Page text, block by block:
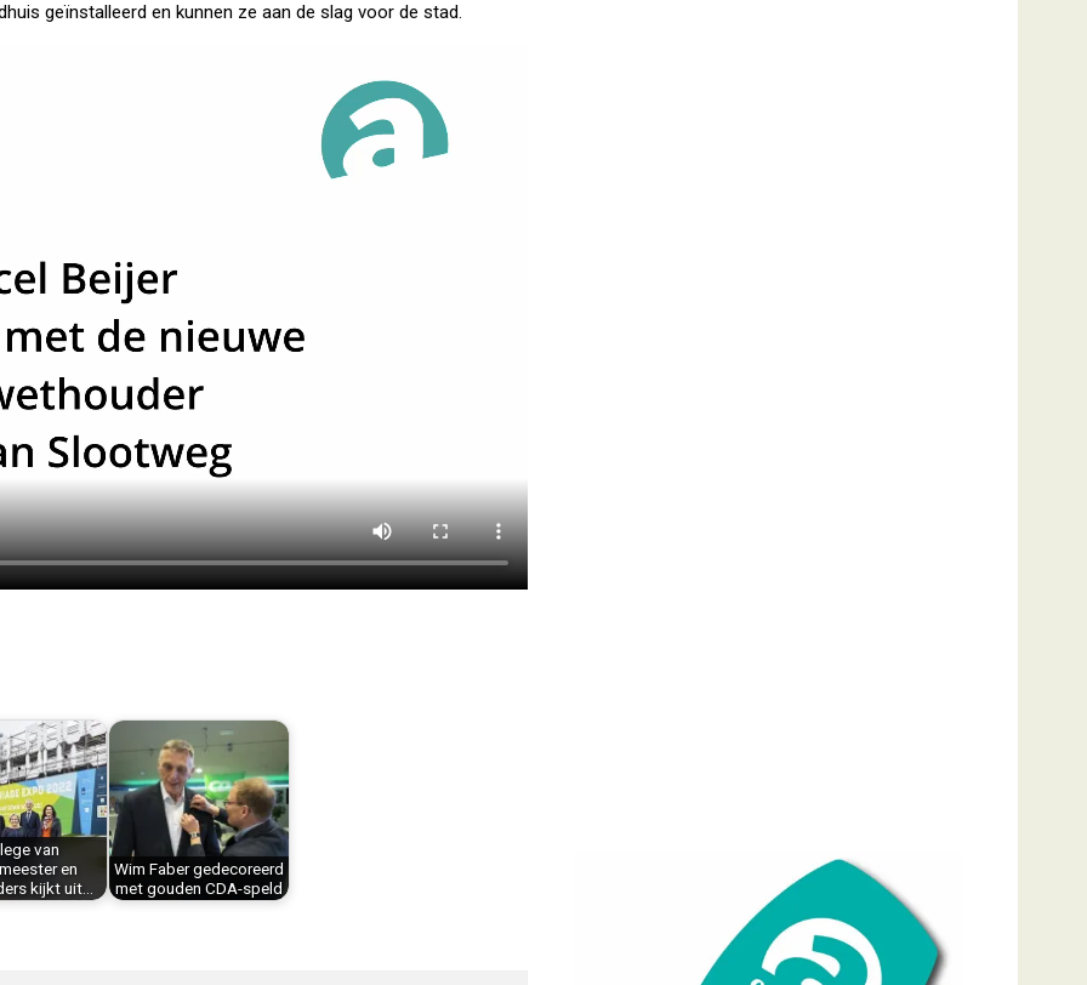
geïnstalleerd en kunnen ze aan de slag voor de stad.
van
en
kijkt uit…
Wim Faber gedecoreerd
met gouden CDA-speld